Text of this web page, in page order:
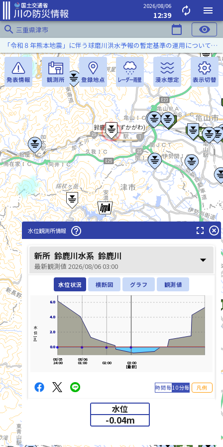
2026/08/06
12:39 autorenew
menu
search 三重県津市 calendar_today visibility
鈴鹿川(すずかがわ)
「令和８年熊本地震」に伴う球磨川洪水予報の暫定基準の運用について（令和８年８月５日）
水位観測所情報 help_outline fullscreen highlight_off
新所 鈴鹿川水系 鈴鹿川
最新観測値 2026/08/06 03:00 arrow_drop_down
水位状況 横断図 グラフ 観測値
0.0
2.0
4.0
6.0
水位[m]
0.0
2.0
4.0
6.0
03:00
[最新]
02:00
08/06
01:00
08/05
24:00
時間毎10分毎 凡例
水位
-0.04m